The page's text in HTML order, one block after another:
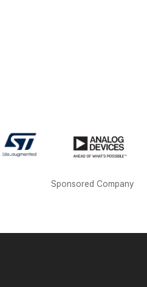
Sponsored Company